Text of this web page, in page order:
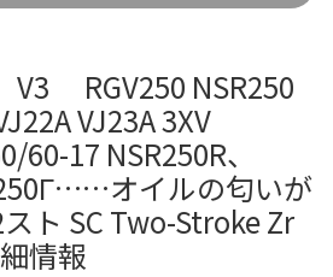
V3 RGV250 NSR250
VJ23A 3XV
17 NSR250R、
オイルの匂いが
ト SC Two-Stroke Zr
情報